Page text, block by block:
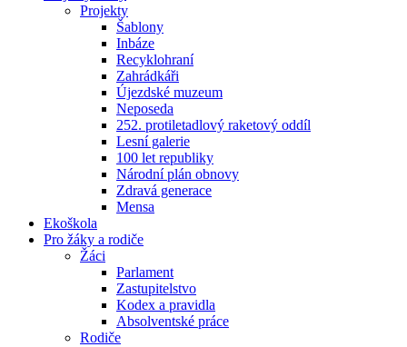
Projekty
Šablony
Inbáze
Recyklohraní
Zahrádkáři
Újezdské muzeum
Neposeda
252. protiletadlový raketový oddíl
Lesní galerie
100 let republiky
Národní plán obnovy
Zdravá generace
Mensa
Ekoškola
Pro žáky a rodiče
Žáci
Parlament
Zastupitelstvo
Kodex a pravidla
Absolventské práce
Rodiče